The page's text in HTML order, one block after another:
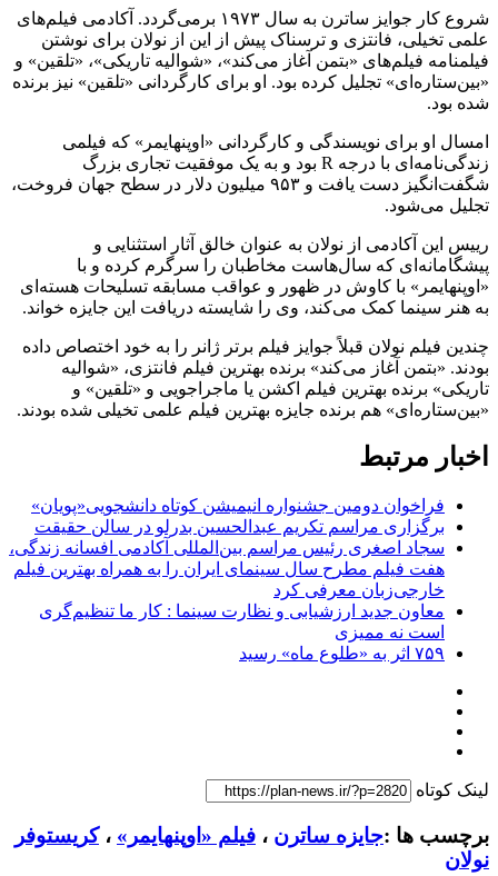
شروع کار جوایز ساترن به سال ۱۹۷۳ برمی‌گردد. آکادمی فیلم‌های
علمی تخیلی، فانتزی و ترسناک پیش از این از نولان برای نوشتن
فیلمنامه فیلم‌های «بتمن آغاز می‌کند»، «شوالیه تاریکی»، «تلقین» و
«بین‌ستاره‌ای» تجلیل کرده بود. او برای کارگردانی «تلقین» نیز برنده
شده بود.
امسال او برای نویسندگی و کارگردانی «اوپنهایمر» که فیلمی
زندگی‌نامه‌ای با درجه R بود و به یک موفقیت تجاری بزرگ
شگفت‌انگیز دست یافت و ۹۵۳ میلیون دلار در سطح جهان فروخت،
تجلیل می‌شود.
رییس این آکادمی از نولان به عنوان خالق آثار استثنایی و
پیشگامانه‌ای که سال‌هاست مخاطبان را سرگرم کرده و با
«اوپنهایمر» با کاوش در ظهور و عواقب مسابقه تسلیحات هسته‌ای
به هنر سینما کمک می‌کند، وی را شایسته دریافت این جایزه خواند.
چندین فیلم نولان قبلاً جوایز فیلم برتر ژانر را به خود اختصاص داده
بودند. «بتمن آغاز می‌کند» برنده بهترین فیلم فانتزی، «شوالیه
تاریکی» برنده بهترین فیلم اکشن یا ماجراجویی و «تلقین» و
«بین‌ستاره‌ای» هم برنده جایزه بهترین فیلم علمی تخیلی شده بودند.
اخبار مرتبط
فراخوان دومین جشنواره انیمیشن کوتاه دانشجویی«پویان»
برگزاری مراسم تکریم عبدالحسین بدرلو در سالن حقیقت
سجاد اصغری رئیس مراسم بین‌المللی آکادمی افسانه زندگی،
هفت فیلم مطرح سال سینمای ایران را به همراه بهترین فیلم
خارجی‌زبان معرفی کرد
معاون جدید ارزشیابی و نظارت سینما : کار ما تنظیم‌گری
است نه ممیزی
۷۵۹ اثر به «طلوع ماه» رسید
لینک کوتاه
برچسب ها :جایزه ساترن ، فیلم «اوپنهایمر» ،کریستوفر
نولان